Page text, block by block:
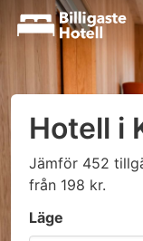
Hotell i
Jämför 452
från 198 kr.
Läge